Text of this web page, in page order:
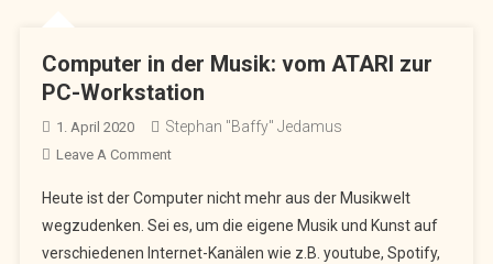
Computer in der Musik: vom ATARI zur
PC-Workstation
1. April 2020 Stephan "Baffy" Jedamus
Leave A CommentOn
In
Der
Musik:
Heute ist der Computer nicht mehr aus der Musikwelt
wegzudenken. Sei es, um die eigene Musik und Kunst auf
verschiedenen Internet-Kanälen wie z.B. youtube, Spotify,